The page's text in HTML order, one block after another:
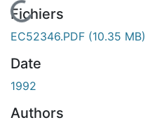
En cours de chargement...
Fichiers
EC52346.PDF (10.35 MB)
Date
1992
Authors